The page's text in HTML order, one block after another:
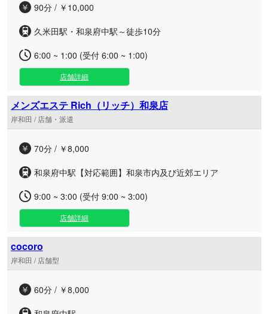
90分 / ￥10,000
久米田駅・和泉府中駅～徒歩10分
6:00 ~ 1:00 (受付 6:00 ~ 1:00)
店舗詳細
メンズエステ Rich（リッチ）和泉店
岸和田 / 店舗・派遣
70分 / ￥8,000
和泉府中駅【対応範囲】和泉市内及び近郊エリア
9:00 ~ 3:00 (受付 9:00 ~ 3:00)
店舗詳細
cocoro
岸和田 / 店舗型
60分 / ￥8,000